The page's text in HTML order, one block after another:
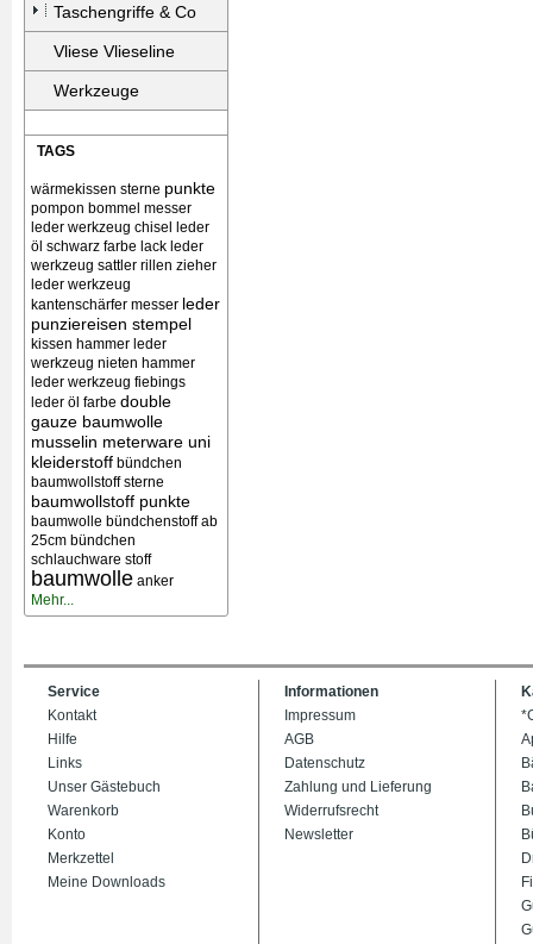
Taschengriffe & Co
Vliese Vlieseline
Werkzeuge
TAGS
wärmekissen sterne punkte
pompon bommel messer
leder werkzeug chisel
leder
öl schwarz farbe lack leder
werkzeug sattler rillen zieher
leder werkzeug
kantenschärfer messer leder
punziereisen stempel
kissen hammer leder
werkzeug nieten hammer
leder werkzeug fiebings
leder öl farbe double
gauze baumwolle
musselin meterware uni
kleiderstoff bündchen
baumwollstoff sterne
baumwollstoff punkte
baumwolle bündchenstoff ab
25cm bündchen
schlauchware stoff
baumwolle anker
Mehr...
Service
Kontakt
Hilfe
Links
Unser Gästebuch
Warenkorb
Konto
Merkzettel
Meine Downloads
Informationen
Impressum
AGB
Datenschutz
Zahlung und Lieferung
Widerrufsrecht
Newsletter